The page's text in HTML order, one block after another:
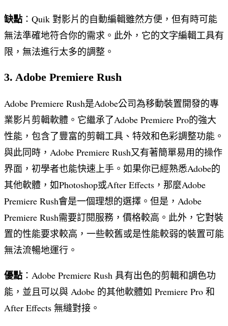
缺點 ：Quik 對影片的自動編輯雖然方便，但有時可能
無法準確地符合你的需求。此外，它的文字編輯工具有
限，無法進行太多的調整。
3. Adobe Premiere Rush
Adobe Premiere Rush是Adobe公司為移動裝置開發的專
業影片剪輯軟體。它繼承了Adobe Premiere Pro的強大
性能，包含了豐富的剪輯工具、特效和色彩調整功能。
與此同時，Adobe Premiere Rush又有著簡單易用的操作
界面，初學者也能快速上手。如果你已經熟悉Adobe的
其他軟體，如Photoshop或After Effects，那麼Adobe
Premiere Rush會是一個理想的選擇。但是，Adobe
Premiere Rush需要訂閱服務，價格較高。此外，它對裝
置的性能要求較高，一些較舊或是性能較弱的裝置可能
無法流暢地運行。
優點 ：Adobe Premiere Rush 具有出色的剪輯和調色功
能，並且可以與 Adobe 的其他軟體如 Premiere Pro 和
After Effects 無縫對接。